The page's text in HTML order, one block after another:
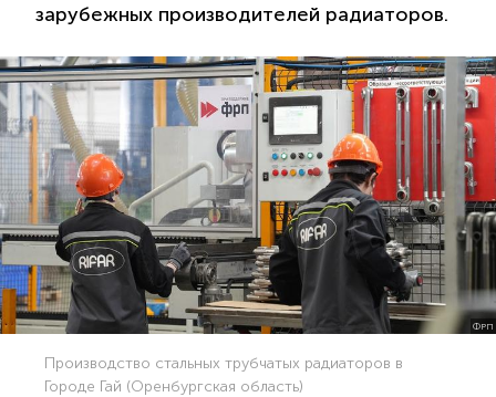
зарубежных производителей радиаторов.
ФРП
Производство стальных трубчатых радиаторов в
Городе Гай (Оренбургская область)